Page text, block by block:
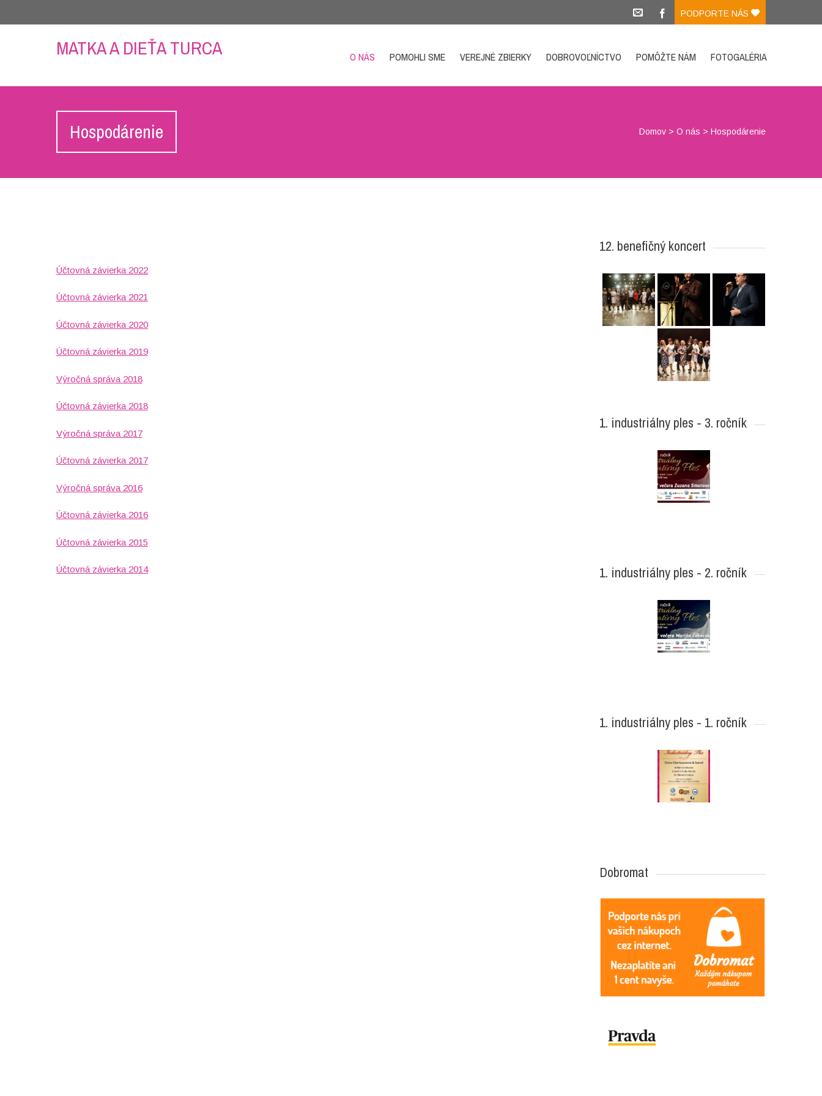
PODPORTE NÁS
MATKA A DIEŤA TURCA O NÁS POMOHLI SME VEREJNÉ ZBIERKY DOBROVOĽNÍCTVO POMÔŽTE NÁM FOTOGALÉRIA
Hospodárenie Domov >O nás >Hospodárenie
Účtovná závierka 2022
Účtovná závierka 2021
Účtovná závierka 2020
Účtovná závierka 2019
Výročná správa 2018
Účtovná závierka 2018
Výročná správa 2017
Účtovná závierka 2017
Výročná správa 2016
Účtovná závierka 2016
Účtovná závierka 2015
Účtovná závierka 2014
12. benefičný koncert
1. industriálny ples - 3. ročník
1. industriálny ples - 2. ročník
1. industriálny ples - 1. ročník
Dobromat